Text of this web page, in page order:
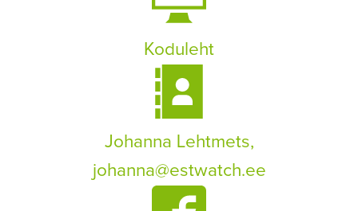
Koduleht
Johanna Lehtmets,
johanna@estwatch.ee